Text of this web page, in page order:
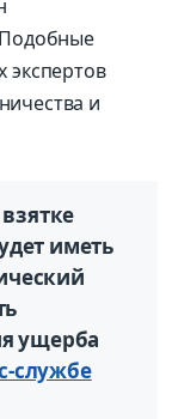
экспертов
и
иметь
ущерба
службе